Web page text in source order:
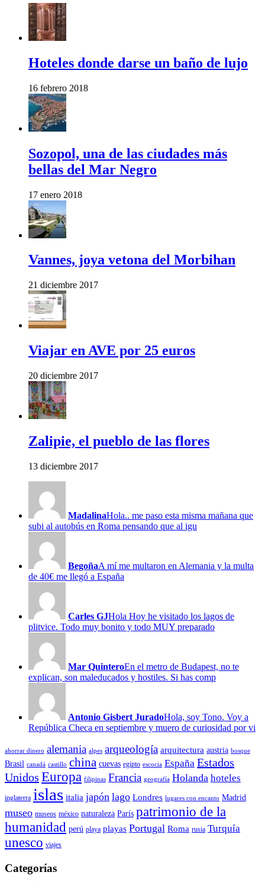
Hoteles donde darse un baño de lujo
16 febrero 2018
Sozopol, una de las ciudades más
bellas del Mar Negro
17 enero 2018
Vannes, joya vetona del Morbihan
21 diciembre 2017
Viajar en AVE por 25 euros
20 diciembre 2017
Zalipie, el pueblo de las flores
13 diciembre 2017
MadalinaHola.. me paso esta misma mañana que
subi al autobús en Roma pensando que al igu
BegoñaA mí me multaron en Alemania y la multa
de 40€ me llegó a España
Carles GJHola Hoy he visitado los lagos de
plitvice. Todo muy bonito y todo MUY preparado
Mar QuinteroEn el metro de Budapest, no te
explican, son maleducados y hostiles. Si has comp
Antonio Gisbert JuradoHola, soy Tono. Voy a
República Checa en septiembre y muero de curiosidad por vi
ahorrar dinero alemania alpes arqueología arquitectura austria bosque
Brasil canadá castillo china cuevas egipto escocia España Estados
Unidos Europa filipinas Francia geografía Holanda hoteles
inglaterra islas italia japón lago Londres lugares con encanto Madrid
museo museos méxico naturaleza París patrimonio de la
humanidad perú playa playas Portugal Roma rusia Turquía
unesco viajes
Categorías